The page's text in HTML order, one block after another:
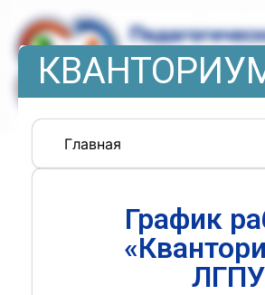
Главная
График
ЛГПУ